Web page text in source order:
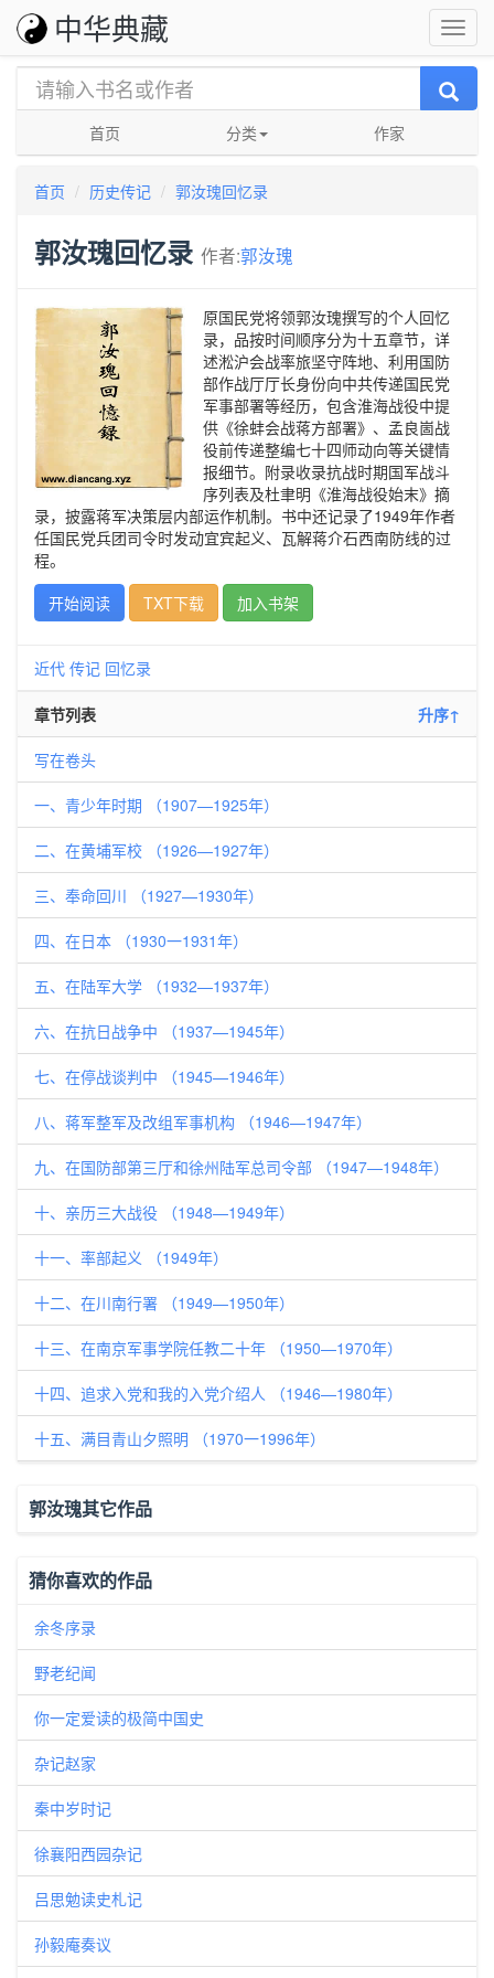
中华典藏
首页 分类 作家
首页 历史传记 郭汝瑰回忆录
郭汝瑰回忆录 作者:郭汝瑰
原国民党将领郭汝瑰撰写的个人回忆
录，品按时间顺序分为十五章节，详
述淞沪会战率旅坚守阵地、利用国防
部作战厅厅长身份向中共传递国民党
军事部署等经历，包含淮海战役中提
供《徐蚌会战蒋方部署》、孟良崮战
役前传递整编七十四师动向等关键情
报细节。附录收录抗战时期国军战斗
序列表及杜聿明《淮海战役始末》摘
录，披露蒋军决策层内部运作机制。书中还记录了1949年作者
任国民党兵团司令时发动宜宾起义、瓦解蒋介石西南防线的过
程。
开始阅读
TXT下载 加入书架
近代 传记 回忆录
章节列表 升序↑
写在卷头
一、青少年时期 （1907—1925年）
二、在黄埔军校 （1926—1927年）
三、奉命回川 （1927—1930年）
四、在日本 （1930一1931年）
五、在陆军大学 （1932—1937年）
六、在抗日战争中 （1937—1945年）
七、在停战谈判中 （1945—1946年）
八、蒋军整军及改组军事机构 （1946—1947年）
九、在国防部第三厅和徐州陆军总司令部 （1947—1948年）
十、亲历三大战役 （1948—1949年）
十一、率部起义 （1949年）
十二、在川南行署 （1949—1950年）
十三、在南京军事学院任教二十年 （1950—1970年）
十四、追求入党和我的入党介绍人 （1946—1980年）
十五、满目青山夕照明 （1970一1996年）
郭汝瑰其它作品
猜你喜欢的作品
余冬序录
野老纪闻
你一定爱读的极简中国史
杂记赵家
秦中岁时记
徐襄阳西园杂记
吕思勉读史札记
孙毅庵奏议